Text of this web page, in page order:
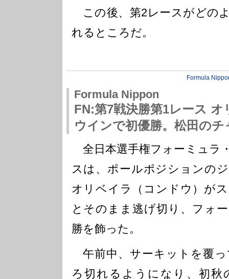
この後、第2レースがどの
れるところだ。
Formula
Formula Nippon
FN:第7戦決勝第1レース
ウインで初優勝。松田の
全日本選手権フォーミュラ
スは、ポールポジションの
オリベイラ（コンドウ）が
とそのまま逃げ切り、フォ
勝を飾った。
午前中、サーキットを覆
ろ切れるようになり、初秋